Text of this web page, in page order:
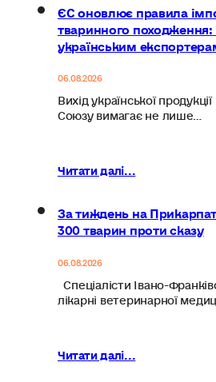
ЄС оновлює правила
тваринного
українським
06.08.2026
Вихід української
Союзу вимагає не лише…
Читати далі...
За тиждень на
300 тварин проти сказу
06.08.2026
Спеціалісти Івано-
лікарні ветеринарної
Читати далі...